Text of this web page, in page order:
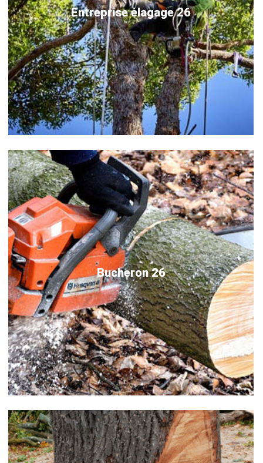
Entreprise élagage 26
Bucheron 26